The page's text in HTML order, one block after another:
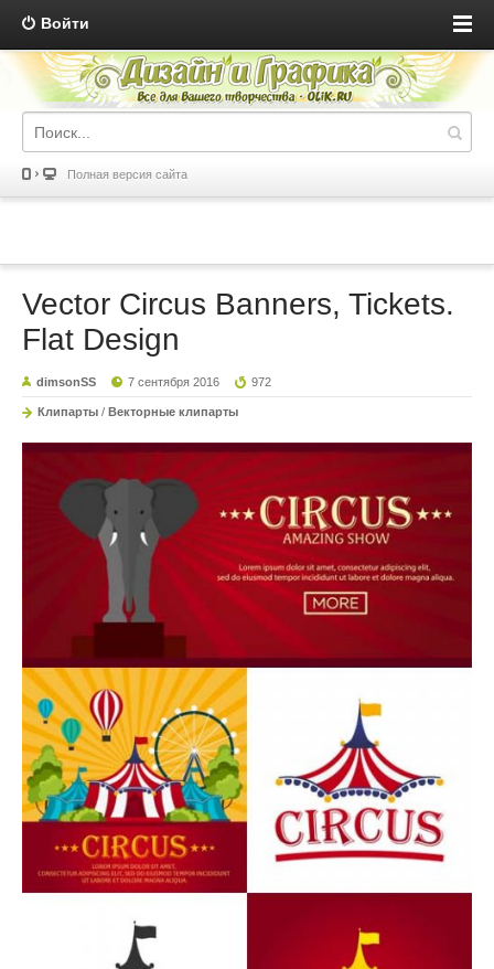
Войти
Полная версия сайта
Vector Circus Banners, Tickets.
Flat Design
dimsonSS 7 сентября 2016 972
Клипарты / Векторные клипарты